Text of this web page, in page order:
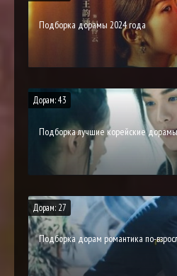
Подборка дорамы 2024 года
Дорам: 43
Подборка лучшие корейские
Дорам: 27
Подборка дорам романтика по-